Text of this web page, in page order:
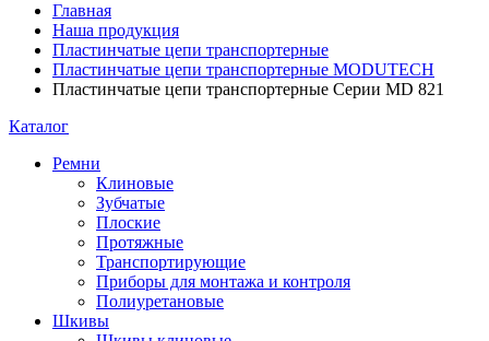
Главная
Наша продукция
Пластинчатые цепи транспортерные
Пластинчатые цепи транспортерные MODUTECH
Пластинчатые цепи транспортерные Серии MD 821
Каталог
Ремни
Клиновые
Зубчатые
Плоские
Протяжные
Транспортирующие
Приборы для монтажа и контроля
Полиуретановые
Шкивы